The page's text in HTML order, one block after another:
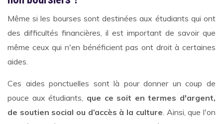
Même si les bourses sont destinées aux étudiants qui ont
des difficultés financières, il est important de savoir que
même ceux qui n'en bénéficient pas ont droit à certaines
aides.
Ces aides ponctuelles sont là pour donner un coup de
pouce aux étudiants, que ce soit en termes d'argent,
de soutien social ou d’accès à la culture. Ainsi, que l'on